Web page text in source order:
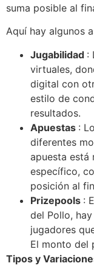
suma posible al
Aquí hay algunos
Jugabilidad :
virtuales,
digital con
estilo de
resultados.
Apuestas :
diferentes
apuesta está
específico,
posición al
Prizepools :
del Pollo,
jugadores
El monto del
Tipos y